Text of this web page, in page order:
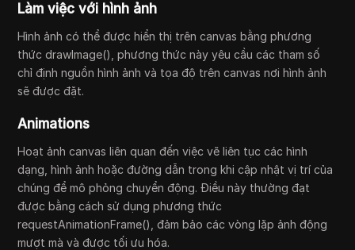
Làm việc với hình ảnh
Hình ảnh có thể được hiển thị trên canvas bằng phương
thức drawImage(), phương thức này yêu cầu các tham số
chỉ định nguồn hình ảnh và tọa độ trên canvas nơi hình ảnh
sẽ được đặt.
Animations
Hoạt ảnh canvas liên quan đến việc vẽ liên tục các hình
dạng, hình ảnh hoặc đường dẫn trong khi cập nhật vị trí của
chúng để mô phỏng chuyển động. Điều này thường đạt
được bằng cách sử dụng phương thức
requestAnimationFrame(), đảm bảo các vòng lặp ảnh động
mượt mà và được tối ưu hóa.